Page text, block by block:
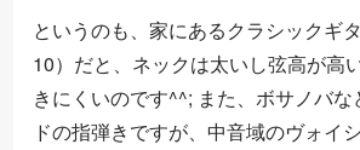
というのも、家にあるクラシックギ
10）だと、ネックは太いし弦高が高
きにくいのです^^; また、ボサノバ
ドの指弾きですが、中音域のヴォイ